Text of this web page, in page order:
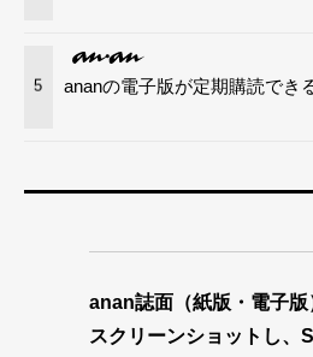
5 ananの電子版が定期購読でき
anan誌面（紙版・電子版
スクリーンショットし、